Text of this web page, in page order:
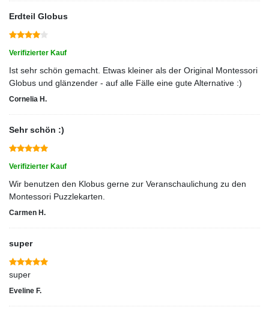
Erdteil Globus
Verifizierter Kauf
Ist sehr schön gemacht. Etwas kleiner als der Original Montessori
Globus und glänzender - auf alle Fälle eine gute Alternative :)
Cornelia H.
Sehr schön :)
Verifizierter Kauf
Wir benutzen den Klobus gerne zur Veranschaulichung zu den
Montessori Puzzlekarten.
Carmen H.
super
super
Eveline F.